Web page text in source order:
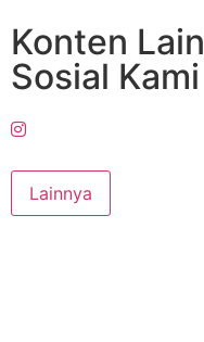
Konten
Sosial Kami
Lainnya